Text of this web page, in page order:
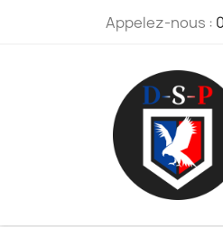
Appelez-nous :